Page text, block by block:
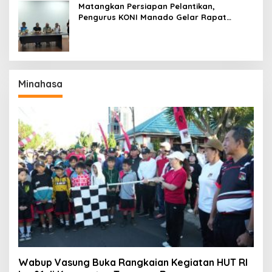
Matangkan Persiapan Pelantikan,
Pengurus KONI Manado Gelar Rapat
Minahasa
Wabup Vasung Buka Rangkaian Kegiatan HUT RI